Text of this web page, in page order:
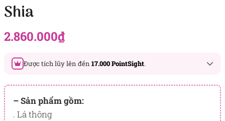
Shia
2.860.000₫
Được tích lũy lên đến 17.000 PointSight.
Đây là số PointSight ước tính bạn sẽ được tích lũy khi mua
sản phẩm hôm nay, tương ứng với quyền lợi hạng
BẠCH KIM
– Sản phẩm gồm:
. Lá thông